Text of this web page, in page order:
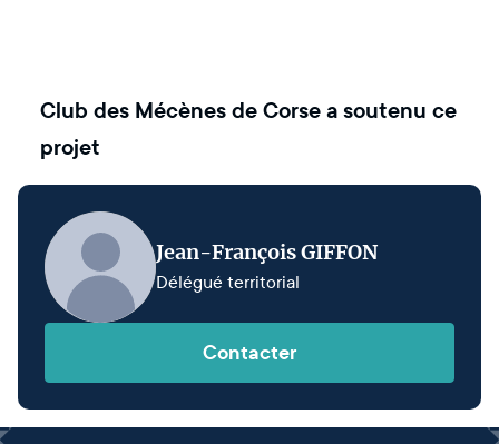
Club des Mécènes de Corsea soutenu ce
projet
Jean-François GIFFON
Délégué territorial
Contacter